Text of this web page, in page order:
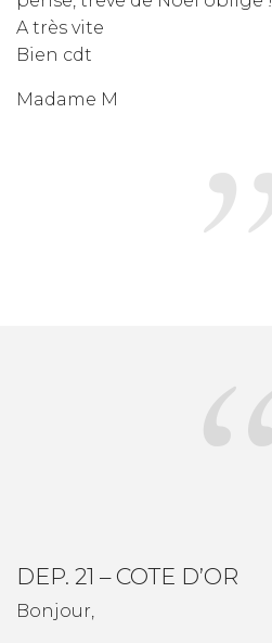
A très vite
Bien cdt
Madame M
DEP. 21 – COTE D’OR
Bonjour,